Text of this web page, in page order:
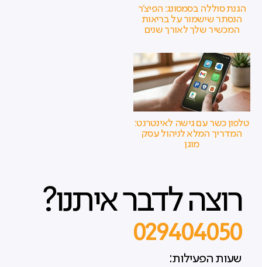
הגנת סוללה בסמסונג: הפיצ'ר
הנסתר שישמור על בריאות
המכשיר שלך לאורך שנים
טלפון כשר עם גישה לאינטרנט:
המדריך המלא לניהול עסק
מוגן
רוצה לדבר איתנו?
029404050
שעות הפעילות: